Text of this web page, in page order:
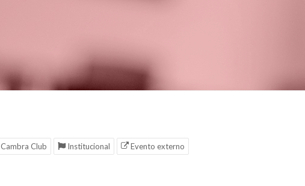
Cambra Club Institucional
Evento externo